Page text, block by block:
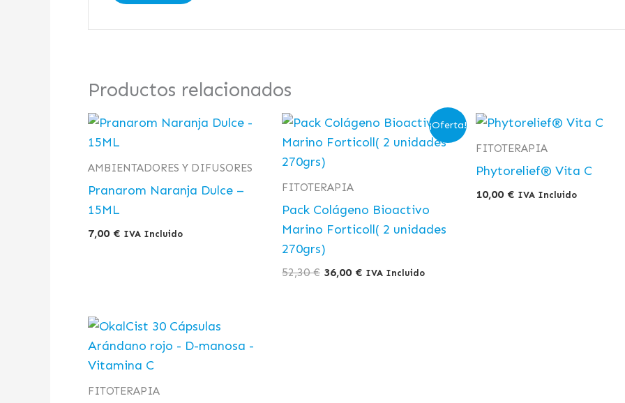
Productos relacionados
AMBIENTADORES Y DIFUSORES
Pranarom Naranja Dulce –
15ML
7,00 € IVA Incluido
¡Oferta!
FITOTERAPIA
Pack Colágeno Bioactivo
Marino Forticoll( 2 unidades
270grs)
52,30€
El
precio
original
era:
36,00 €
El
actual
IVA Incluido
FITOTERAPIA
Phytorelief® Vita C
10,00 € IVA Incluido
FITOTERAPIA